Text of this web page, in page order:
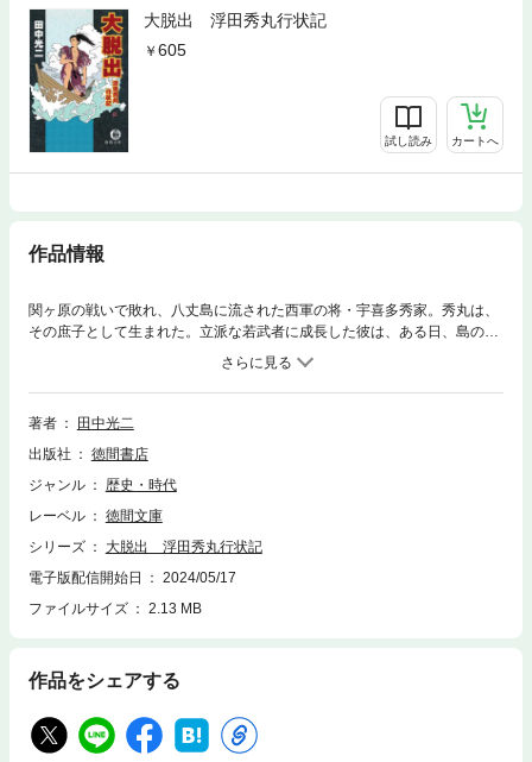
大脱出 浮田秀丸行状記
605
試し読み カートへ
作品情報
関ヶ原の戦いで敗れ、八丈島に流された西軍の将・宇喜多秀家。秀丸は、
その庶子として生まれた。立派な若武者に成長した彼は、ある日、島の洞
窟で異人の残した宝を見つける。秀丸は、父の仇を討つため、その宝を持
著者
田中光二
出版社
徳間書店
ジャンル
歴史・時代
レーベル
徳間文庫
シリーズ
大脱出 浮田秀丸行状記
電子版配信開始日
2024/05/17
ファイルサイズ
2.13 MB
作品をシェアする